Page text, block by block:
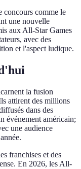
concours comme le
une nouvelle
aux All-Star Games
avec des
et l'aspect ludique.
la fusion
attirent des millions
dans des
événement américain;
une audience
franchises et des
En 2026, les All-